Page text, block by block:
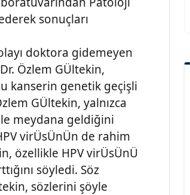
sonuçları
doktora gidemeyen
Özlem GÜltekin,
kanserin genetik geçişli
GÜltekin, yalnızca
meydana geldiğini
virÜsÜnÜn de rahim
özellikle HPV virÜsÜnÜ
söyledi. Söz
sözlerini şöyle